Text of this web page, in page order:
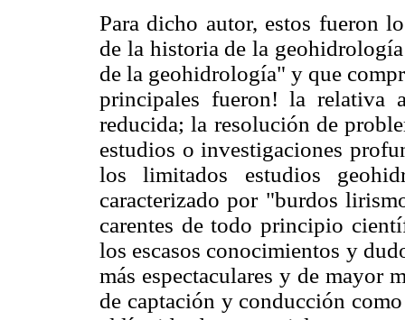
Para dicho autor, estos fueron
de la historia de la
de la geohidrología" y que
principales fueron! la relativa
reducida; la resolución de
estudios o investigaciones
los limitados estudios
caracterizado por "burdos
carentes de todo principio
los escasos conocimientos y
más espectaculares y de mayor
de captación y conducción